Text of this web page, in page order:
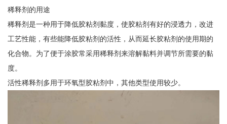
稀释剂的用途
稀释剂是一种用于降低胶粘剂黏度，使胶粘剂有好的浸透力，改进
工艺性能，有些能降低胶粘剂的活性，从而延长胶粘剂的使用期的
化合物。为了便于涂胶常采用稀释剂来溶解黏料并调节所需要的黏
度。
活性稀释剂多用于环氧型胶粘剂中，其他类型使用较少。